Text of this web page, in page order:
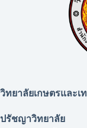
วิทยาลัยเกษตรและเ
ปรัชญาวิทยาลัย